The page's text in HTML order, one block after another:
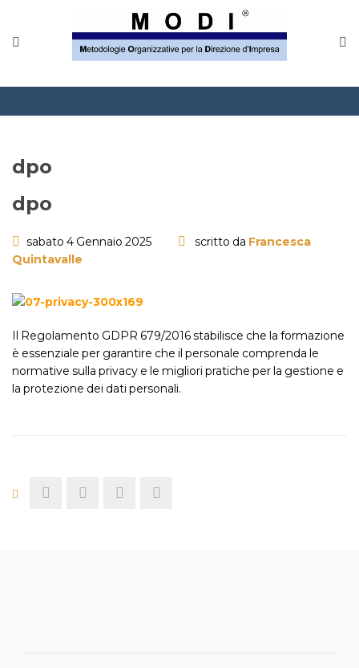
Corsi
Questionario
Blog e info
FAQ
dpo
dpo
sabato 4 Gennaio 2025 scritto da Francesca
Quintavalle
Il Regolamento GDPR 679/2016 stabilisce che la formazione
è essenziale per garantire che il personale comprenda le
normative sulla privacy e le migliori pratiche per la gestione e
la protezione dei dati personali.